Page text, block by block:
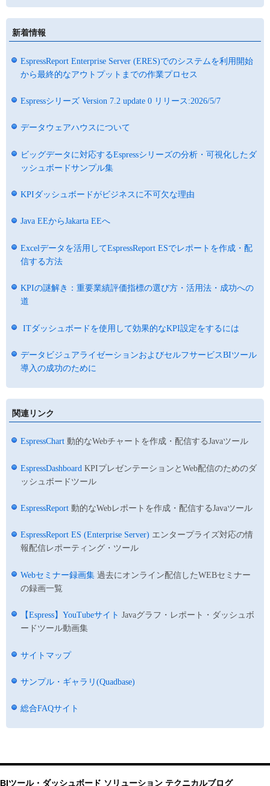
新着情報
EspressReport Enterprise Server (ERES)でのシステムを利用開始
から最終的なアウトプットまでの作業プロセス
Espressシリーズ Version 7.2 update 0 リリース:2026/5/7
データウェアハウスについて
ビッグデータに対応するEspressシリーズの分析・可視化したダ
ッシュボードサンプル集
KPIダッシュボードがビジネスに不可欠な理由
Java EEからJakarta EEへ
Excelデータを活用してEspressReport ESでレポートを作成・配
信する方法
KPIの謎解き：重要業績評価指標の選び方・活用法・成功への
道
ITダッシュボードを使用して効果的なKPI設定をするには
データビジュアライゼーションおよびセルフサービスBIツール
導入の成功のために
関連リンク
EspressChart 動的なWebチャートを作成・配信するJavaツール
EspressDashboard KPIプレゼンテーションとWeb配信のためのダ
ッシュボードツール
EspressReport 動的なWebレポートを作成・配信するJavaツール
EspressReport ES (Enterprise Server) エンタープライズ対応の情
報配信レポーティング・ツール
Webセミナー録画集 過去にオンライン配信したWEBセミナー
の録画一覧
【Espress】YouTubeサイト Javaグラフ・レポート・ダッシュボ
ードツール動画集
サイトマップ
サンプル・ギャラリ(Quadbase)
総合FAQサイト
BIツール・ダッシュボード ソリューション テクニカルブログ